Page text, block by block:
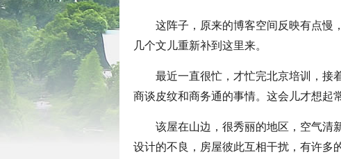
这阵子，原来的博客空间反映有点慢
几个文儿重新补到这里来。
最近一直很忙，才忙完北京培训，接
商谈皮纹和商务通的事情。这会儿才想起
该屋在山边，很秀丽的地区，空气清
设计的不良，房屋彼此互相干扰，有许多